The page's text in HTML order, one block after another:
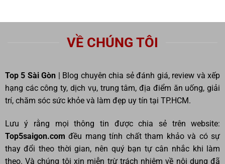
VỀ CHÚNG TÔI
Top 5 Sài Gòn | Blog chuyên chia sẻ đánh giá, review và xếp
hạng các công ty, dịch vụ, trung tâm, địa điểm ăn uống, giải
trí, chăm sóc sức khỏe và làm đẹp uy tín tại TP.HCM.
Lưu ý rằng mọi thông tin được chia sẻ trên website:
Top5saigon.comđều mang tính chất tham khảo và có sự
thay đổi theo thời gian, nên quý bạn tự cân nhắc khi làm
theo. Và chúng tôi xin miễn trừ trách nhiệm về nội dung đã